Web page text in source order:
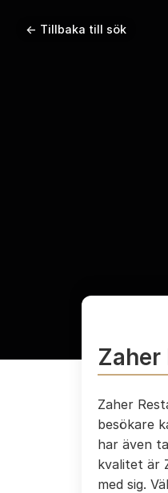
← Tillbaka till sök
Zaher
Zaher
besökare
har även
kvalitet är
med sig.